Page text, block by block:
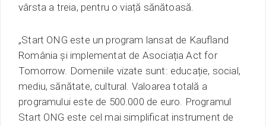
vârsta a treia, pentru o viață sănătoasă.
„Start ONG este un program lansat de Kaufland
România și implementat de Asociația Act for
Tomorrow. Domeniile vizate sunt: educație, social,
mediu, sănătate, cultural. Valoarea totală a
programului este de 500.000 de euro. Programul
Start ONG este cel mai simplificat instrument de